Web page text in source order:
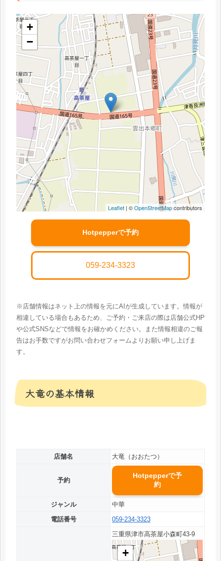
+
−
Leaflet | ©OpenStreetMapcontributors
Hotpepperで予約
059-234-3323
※店舗情報はネット上の情報を元にAIが生成しています。情報が
相違している場合もあるため、ご予約・ご来店の際は店舗公式HP
や公式SNSなどで情報をお確かめください。また情報相違のご報
告はお手数ですがお問い合わせフォームよりお願い申し上げま
す。
大竜の基本情報
店舗名 大竜（おおたつ）
予約
Hotpepperで予
約
ジャンル
中華
電話番号
059-234-3323
三重県津市高茶屋小森町43-9
+